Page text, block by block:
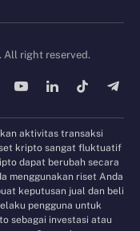
All right reserved.
YouTubeLinkedInTikTok
aktivitas transaksi
kripto sangat fluktuatif
dapat berubah secara
menggunakan riset Anda
keputusan jual dan beli
pengguna untuk
sebagai investasi atau